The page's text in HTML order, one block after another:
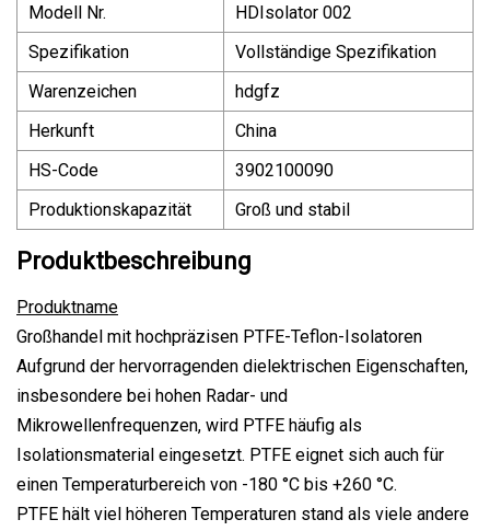
Modell Nr.
HDIsolator 002
Spezifikation
Vollständige Spezifikation
Warenzeichen
hdgfz
Herkunft
China
HS-Code
3902100090
Produktionskapazität
Groß und stabil
Produktbeschreibung
Produktname
Großhandel mit hochpräzisen PTFE-Teflon-Isolatoren
Aufgrund der hervorragenden dielektrischen Eigenschaften,
insbesondere bei hohen Radar- und
Mikrowellenfrequenzen, wird PTFE häufig als
Isolationsmaterial eingesetzt. PTFE eignet sich auch für
einen Temperaturbereich von -180 °C bis +260 °C.
PTFE hält viel höheren Temperaturen stand als viele andere